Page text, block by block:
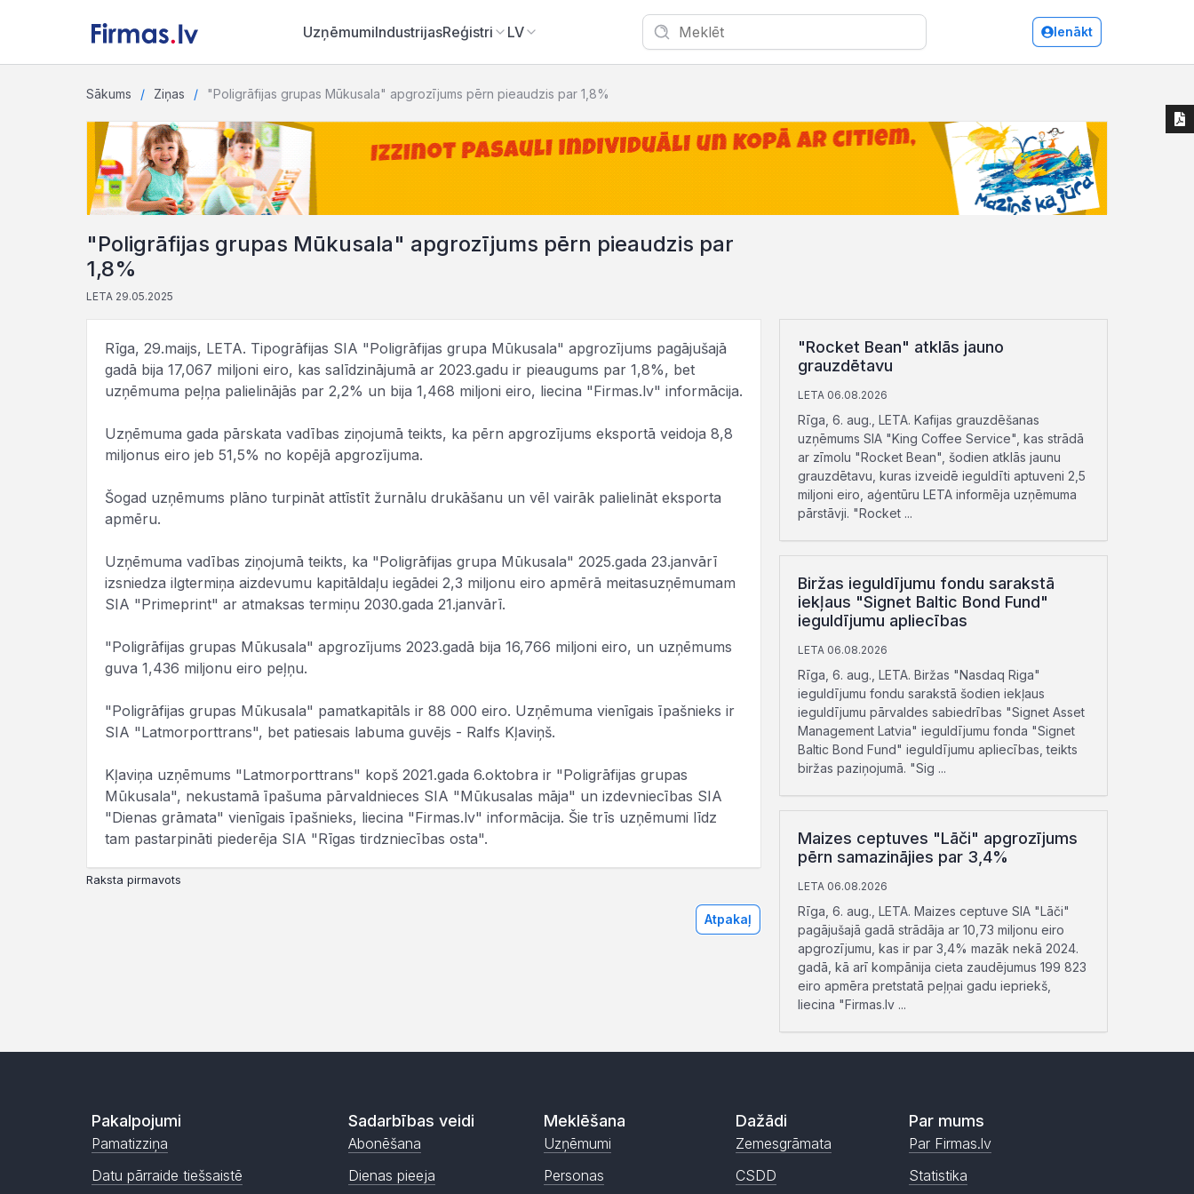
UzņēmumiIndustrijasReģistri LV Ienākt
Sākums Ziņas "Poligrāfijas grupas Mūkusala" apgrozījums pērn pieaudzis par 1,8%
"Poligrāfijas grupas Mūkusala" apgrozījums pērn pieaudzis par
1,8%
LETA 29.05.2025
Rīga, 29.maijs, LETA. Tipogrāfijas SIA "Poligrāfijas grupa Mūkusala" apgrozījums pagājušajā
gadā bija 17,067 miljoni eiro, kas salīdzinājumā ar 2023.gadu ir pieaugums par 1,8%, bet
uzņēmuma peļņa palielinājās par 2,2% un bija 1,468 miljoni eiro, liecina "Firmas.lv" informācija.
Uzņēmuma gada pārskata vadības ziņojumā teikts, ka pērn apgrozījums eksportā veidoja 8,8
miljonus eiro jeb 51,5% no kopējā apgrozījuma.
Šogad uzņēmums plāno turpināt attīstīt žurnālu drukāšanu un vēl vairāk palielināt eksporta
apmēru.
Uzņēmuma vadības ziņojumā teikts, ka "Poligrāfijas grupa Mūkusala" 2025.gada 23.janvārī
izsniedza ilgtermiņa aizdevumu kapitāldaļu iegādei 2,3 miljonu eiro apmērā meitasuzņēmumam
SIA "Primeprint" ar atmaksas termiņu 2030.gada 21.janvārī.
"Poligrāfijas grupas Mūkusala" apgrozījums 2023.gadā bija 16,766 miljoni eiro, un uzņēmums
guva 1,436 miljonu eiro peļņu.
"Poligrāfijas grupas Mūkusala" pamatkapitāls ir 88 000 eiro. Uzņēmuma vienīgais īpašnieks ir
SIA "Latmorporttrans", bet patiesais labuma guvējs - Ralfs Kļaviņš.
Kļaviņa uzņēmums "Latmorporttrans" kopš 2021.gada 6.oktobra ir "Poligrāfijas grupas
Mūkusala", nekustamā īpašuma pārvaldnieces SIA "Mūkusalas māja" un izdevniecības SIA
"Dienas grāmata" vienīgais īpašnieks, liecina "Firmas.lv" informācija. Šie trīs uzņēmumi līdz
tam pastarpināti piederēja SIA "Rīgas tirdzniecības osta".
Raksta pirmavots
Atpakaļ
"Rocket Bean" atklās jauno
grauzdētavu
LETA 06.08.2026
Rīga, 6. aug., LETA. Kafijas grauzdēšanas
uzņēmums SIA "King Coffee Service", kas strādā
ar zīmolu "Rocket Bean", šodien atklās jaunu
grauzdētavu, kuras izveidē ieguldīti aptuveni 2,5
miljoni eiro, aģentūru LETA informēja uzņēmuma
pārstāvji. "Rocket ...
Biržas ieguldījumu fondu sarakstā
iekļaus "Signet Baltic Bond Fund"
ieguldījumu apliecības
LETA 06.08.2026
Rīga, 6. aug., LETA. Biržas "Nasdaq Riga"
ieguldījumu fondu sarakstā šodien iekļaus
ieguldījumu pārvaldes sabiedrības "Signet Asset
Management Latvia" ieguldījumu fonda "Signet
Baltic Bond Fund" ieguldījumu apliecības, teikts
biržas paziņojumā. "Sig ...
Maizes ceptuves "Lāči" apgrozījums
pērn samazinājies par 3,4%
LETA 06.08.2026
Rīga, 6. aug., LETA. Maizes ceptuve SIA "Lāči"
pagājušajā gadā strādāja ar 10,73 miljonu eiro
apgrozījumu, kas ir par 3,4% mazāk nekā 2024.
gadā, kā arī kompānija cieta zaudējumus 199 823
eiro apmēra pretstatā peļņai gadu iepriekš,
liecina "Firmas.lv ...
Pakalpojumi
Pamatizziņa
Datu pārraide tiešsaistē
Sadarbības veidi
Abonēšana
Dienas pieeja
Meklēšana
Uzņēmumi
Personas
Dažādi
Zemesgrāmata
CSDD
Par mums
Par Firmas.lv
Statistika